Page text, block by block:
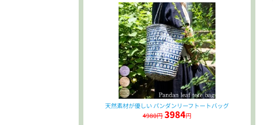
天然素材が優しい パンダンリーフトートバッグ
4980円3984円